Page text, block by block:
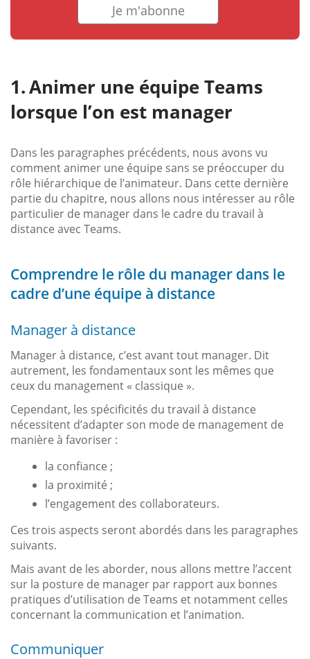
Je m'abonne
Animer une équipe Teams
lorsque l’on est manager
Dans les paragraphes précédents, nous avons vu
comment animer une équipe sans se préoccuper du
rôle hiérarchique de l’animateur. Dans cette dernière
partie du chapitre, nous allons nous intéresser au rôle
particulier de manager dans le cadre du travail à
distance avec Teams.
Comprendre le rôle du manager dans le
cadre d’une équipe à distance
Manager à distance
Manager à distance, c’est avant tout manager. Dit
autrement, les fondamentaux sont les mêmes que
ceux du management « classique ».
Cependant, les spécificités du travail à distance
nécessitent d’adapter son mode de management de
manière à favoriser :
la confiance ;
la proximité ;
l’engagement des collaborateurs.
Ces trois aspects seront abordés dans les paragraphes
suivants.
Mais avant de les aborder, nous allons mettre l’accent
sur la posture de manager par rapport aux bonnes
pratiques d’utilisation de Teams et notamment celles
concernant la communication et l’animation.
Communiquer